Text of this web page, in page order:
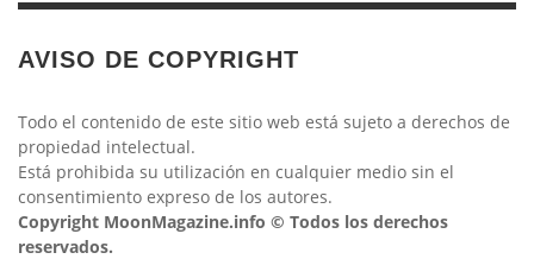
AVISO DE COPYRIGHT
Todo el contenido de este sitio web está sujeto a derechos de
propiedad intelectual.
Está prohibida su utilización en cualquier medio sin el
consentimiento expreso de los autores.
Copyright MoonMagazine.info © Todos los derechos
reservados.